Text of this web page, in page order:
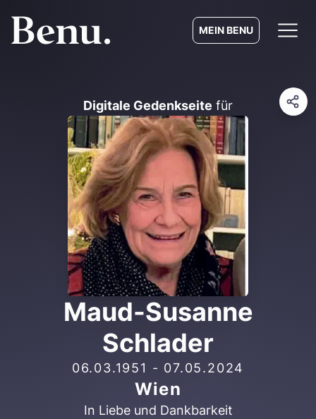
MEIN BENU
Digitale Gedenkseite für
Maud-Susanne
Schlader
06.03.1951 - 07.05.2024
Wien
In Liebe und Dankbarkeit